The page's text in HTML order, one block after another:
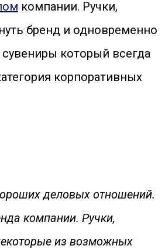
компании. Ручки,
бренд и одновременно
который всегда
корпоративных
деловых отношений.
компании. Ручки,
из возможных